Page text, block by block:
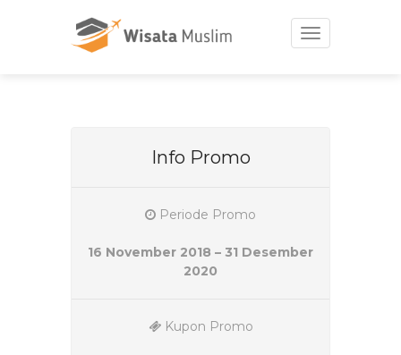
Toggle
navigation
Info Promo
Periode Promo
16 November 2018 – 31 Desember
2020
Kupon Promo